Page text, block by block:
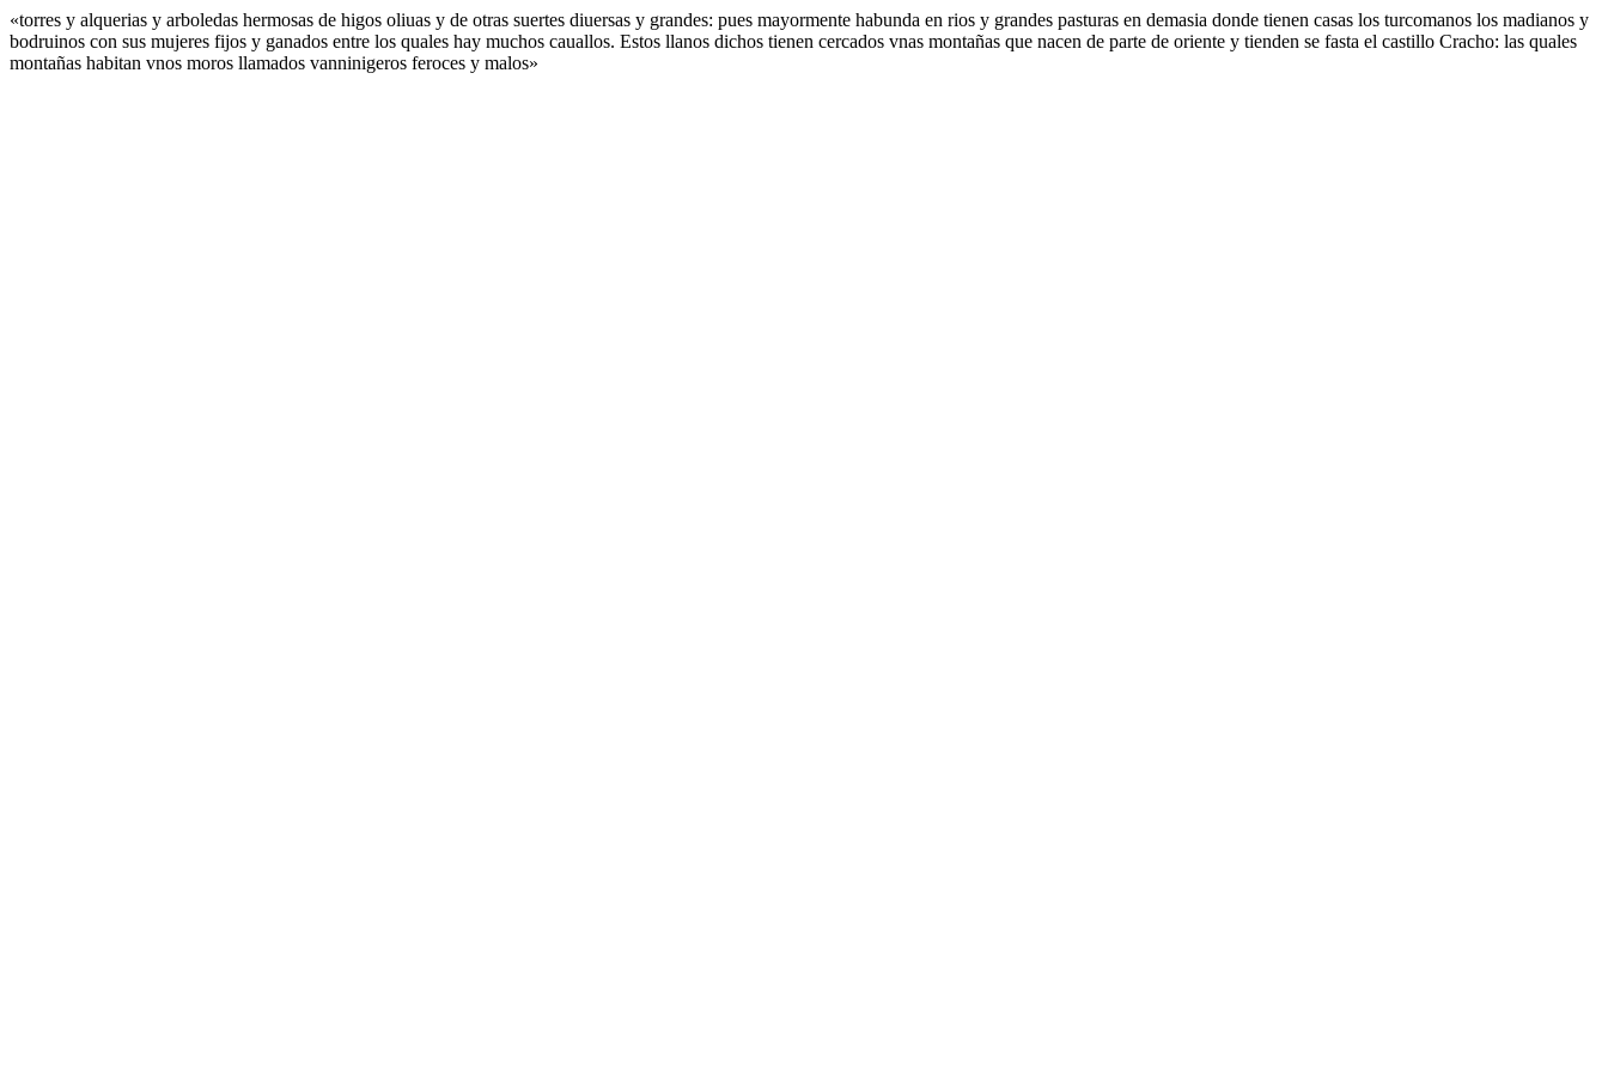
«torres y alquerias y arboledas hermosas de higos oliuas y de otras suertes diuersas y grandes: pues mayormente habunda en rios y grandes pasturas en demasia donde tienen casas los turcomanos los madianos y
bodruinos con sus mujeres fijos y ganados entre los quales hay muchos cauallos. Estos llanos dichos tienen cercados vnas montañas que nacen de parte de oriente y tienden se fasta el castillo Cracho: las quales
montañas habitan vnos moros llamados vanninigeros feroces y malos»